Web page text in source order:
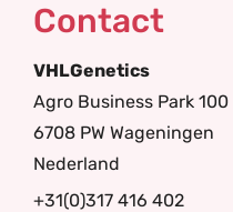
Contact
VHLGenetics
Agro Business Park 100
6708 PW Wageningen
Nederland
+31(0)317 416 402